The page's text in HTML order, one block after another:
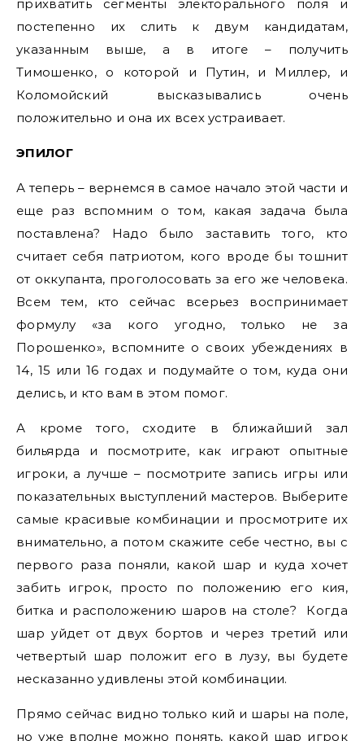
прихватить сегменты электорального поля и
постепенно их слить к двум кандидатам,
указанным выше, а в итоге – получить
Тимошенко, о которой и Путин, и Миллер, и
Коломойский высказывались очень
положительно и она их всех устраивает.
ЭПИЛОГ
А теперь – вернемся в самое начало этой части и
еще раз вспомним о том, какая задача была
поставлена? Надо было заставить того, кто
считает себя патриотом, кого вроде бы тошнит
от оккупанта, проголосовать за его же человека.
Всем тем, кто сейчас всерьез воспринимает
формулу «за кого угодно, только не за
Порошенко», вспомните о своих убеждениях в
14, 15 или 16 годах и подумайте о том, куда они
делись, и кто вам в этом помог.
А кроме того, сходите в ближайший зал
бильярда и посмотрите, как играют опытные
игроки, а лучше – посмотрите запись игры или
показательных выступлений мастеров. Выберите
самые красивые комбинации и просмотрите их
внимательно, а потом скажите себе честно, вы с
первого раза поняли, какой шар и куда хочет
забить игрок, просто по положению его кия,
битка и расположению шаров на столе? Когда
шар уйдет от двух бортов и через третий или
четвертый шар положит его в лузу, вы будете
несказанно удивлены этой комбинации.
Прямо сейчас видно только кий и шары на поле,
но уже вполне можно понять, какой шар игрок